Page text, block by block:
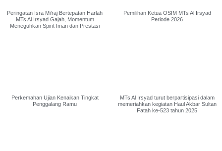
Peringatan Isra Mi’raj Bertepatan Harlah
MTs Al Irsyad Gajah, Momentum
Meneguhkan Spirit Iman dan Prestasi
Pemilihan Ketua OSIM MTs Al Irsyad
Periode 2026
Perkemahan Ujian Kenaikan Tingkat
Penggalang Ramu
MTs Al Irsyad turut berpartisipasi dalam
memeriahkan kegiatan Haul Akbar Sultan
Fatah ke-523 tahun 2025